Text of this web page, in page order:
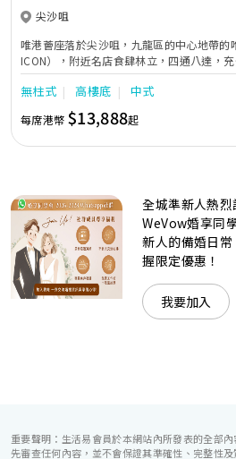
尖沙咀
唯港薈座落於尖沙咀，九龍區的中心地帶的
ICON），附近名店食肆林立，四通八達，
中的活力個性，成為一眾準新人舉辦婚宴的
隊由策劃統籌至所有婚宴每個細節，唯港薈
讓您留下獨特的醉人回憶。 擁有時尚高樓
廳，配置了全套先進的視聽影音及燈光設備
現代時尚感的水晶玻璃燈，演繹出與別不同
準新人的個性及預算﹔保證為您打造夢寐以
賓客永誌難忘！
無柱式 高樓底 中式
每席港幣 $13,888起
全城準新人熱烈
WeVow婚享同
新人的備婚日
握限定優惠！
我要加入
重要聲明：生活易會員於本網站內所發表的全部
先審查任何內容，並不會保證其準確性、完整性